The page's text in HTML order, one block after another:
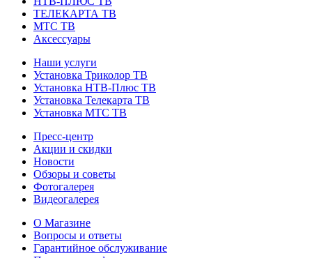
ТЕЛЕКАРТА ТВ
МТС ТВ
Аксессуары
Наши услуги
Установка Триколор ТВ
Установка НТВ-Плюс ТВ
Установка Телекарта ТВ
Установка МТС ТВ
Пресс-центр
Акции и скидки
Новости
Обзоры и советы
Фотогалерея
Видеогалерея
О Магазине
Вопросы и ответы
Гарантийное обслуживание